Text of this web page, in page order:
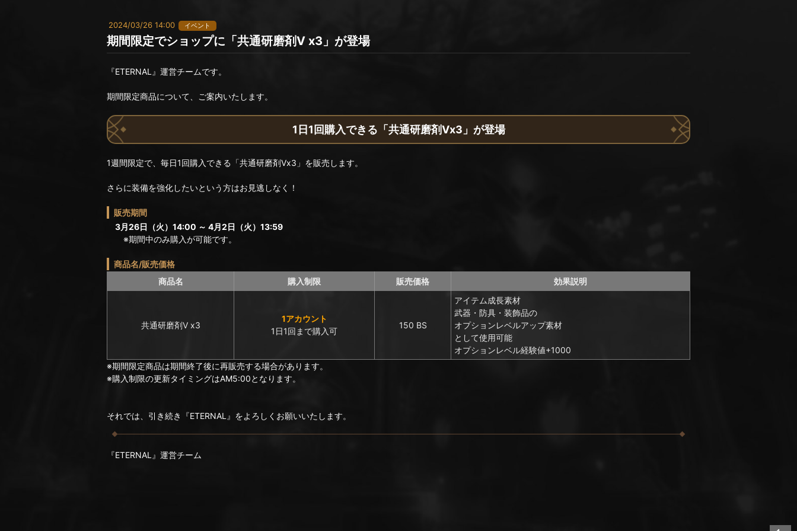
2024/03/26 14:00 イベント
期間限定でショップに「共通研磨剤Ⅴ x3」が登場
『ETERNAL』運営チームです。
期間限定商品について、ご案内いたします。
1日1回購入できる「共通研磨剤Ⅴx3」が登場
1週間限定で、毎日1回購入できる「共通研磨剤Ⅴx3」を販売します。
さらに装備を強化したいという方はお見逃しなく！
販売期間
3月26日（火）14:00 ～ 4月2日（火）13:59
※期間中のみ購入が可能です。
商品名/販売価格
商品名
購入制限 販売価格 効果説明
共通研磨剤Ⅴ x3
1アカウント
1日1回まで購入可
150 BS
アイテム成長素材
武器・防具・装飾品の
オプションレベルアップ素材
として使用可能
オプションレベル経験値+1000
※期間限定商品は期間終了後に再販売する場合があります。
※購入制限の更新タイミングはAM5:00となります。
それでは、引き続き『ETERNAL』をよろしくお願いいたします。
『ETERNAL』運営チーム